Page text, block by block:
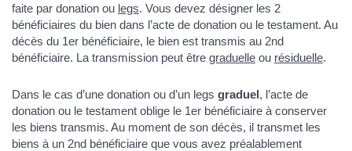
faite par donation ou legs. Vous devez désigner les 2
bénéficiaires du bien dans l’acte de donation ou le testament. Au
décès du 1er bénéficiaire, le bien est transmis au 2nd
bénéficiaire. La transmission peut être graduelle ou résiduelle.
Dans le cas d’une donation ou d’un legs graduel, l’acte de
donation ou le testament oblige le 1er bénéficiaire à conserver
les biens transmis. Au moment de son décès, il transmet les
biens à un 2nd bénéficiaire que vous avez préalablement